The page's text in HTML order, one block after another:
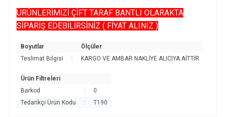
ÜRÜNLERİMİZİ ÇİFT TARAF BANTLI OLARAKTA
SİPARİŞ EDEBİLİRSİNİZ ( FİYAT ALINIZ )
Boyutlar
Ölçüler
Teslimat Bilgisi
: KARGO VE AMBAR NAKLİYE ALICIYA AİTTİR
Ürün Filtreleri
Barkod
:
0
Tedarikçi Ürün Kodu
: T190